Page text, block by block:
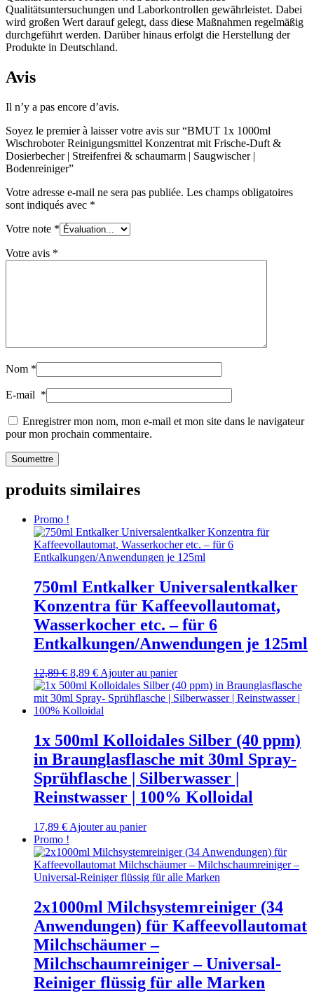
Qualitätsuntersuchungen und Laborkontrollen gewährleistet. Dabei
wird großen Wert darauf gelegt, dass diese Maßnahmen regelmäßig
durchgeführt werden. Darüber hinaus erfolgt die Herstellung der
Produkte in Deutschland.
Avis
Il n’y a pas encore d’avis.
Soyez le premier à laisser votre avis sur “BMUT 1x 1000ml
Wischroboter Reinigungsmittel Konzentrat mit Frische-Duft &
Dosierbecher | Streifenfrei & schaumarm | Saugwischer |
Bodenreiniger”
Votre adresse e-mail ne sera pas publiée. Les champs obligatoires
sont indiqués avec *
Votre note *
Votre avis *
Nom *
E-mail *
Enregistrer mon nom, mon e-mail et mon site dans le navigateur
pour mon prochain commentaire.
produits similaires
Promo !
750ml Entkalker Universalentkalker
Konzentra für Kaffeevollautomat,
Wasserkocher etc. – für 6
Entkalkungen/Anwendungen je 125ml
12,89€ Le
prix
initial
était :
8,89 €Le
prix
actuel
est :
Ajouter au panier
1x 500ml Kolloidales Silber (40 ppm)
in Braunglasflasche mit 30ml Spray-
Sprühflasche | Silberwasser |
Reinstwasser | 100% Kolloidal
17,89 € Ajouter au panier
Promo !
2x1000ml Milchsystemreiniger (34
Anwendungen) für Kaffeevollautomat
Milchschäumer –
Milchschaumreiniger – Universal-
Reiniger flüssig für alle Marken